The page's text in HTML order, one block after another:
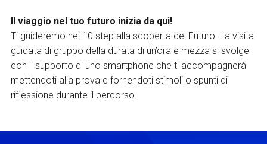
Il viaggio nel tuo futuro inizia da qui!
Ti guideremo nei 10 step alla scoperta del Futuro. La visita
guidata di gruppo della durata di un’ora e mezza si svolge
con il supporto di uno smartphone che ti accompagnerà
mettendoti alla prova e fornendoti stimoli o spunti di
riflessione durante il percorso.